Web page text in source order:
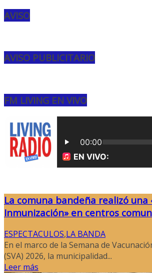
AVISO
AVISO PUBLICITARIO
FM LIVING EN VIVO
La comuna bandeña realizó una
Inmunización» en centros
ESPECTACULOS,LA BANDA
En el marco de la Semana de
(SVA) 2026, la municipalidad...
Leer más